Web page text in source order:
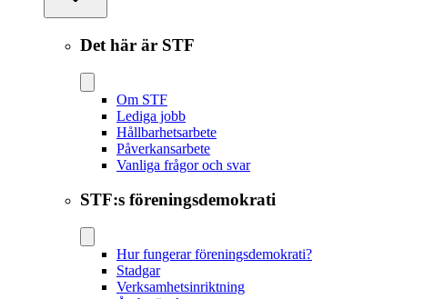
Det här är STF
Om STF
Lediga jobb
Hållbarhetsarbete
Påverkansarbete
Vanliga frågor och svar
STF:s föreningsdemokrati
Hur fungerar föreningsdemokrati?
Stadgar
Verksamhetsinriktning